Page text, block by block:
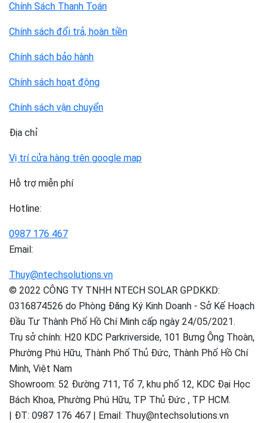
Chính Sách Thanh Toán
Chính sách đổi trả, hoàn tiền
Chính sách bảo hành
Chính sách hoạt động
Chính sách vận chuyển
Địa chỉ
Vị trí cửa hàng trên google map
Hỗ trợ miễn phí
Hotline:
0987 176 467
Email:
Thuy@ntechsolutions.vn
© 2022 CÔNG TY TNHH NTECH SOLAR GPDKKD:
0316874526 do Phòng Đăng Ký Kinh Doanh - Sở Kế Hoạch
Đầu Tư Thành Phố Hồ Chí Minh cấp ngày 24/05/2021.
Trụ sở chính: H20 KDC Parkriverside, 101 Bưng Ông Thoàn,
Phường Phú Hữu, Thành Phố Thủ Đức, Thành Phố Hồ Chí
Minh, Việt Nam
Showroom: 52 Đường 711, Tổ 7, khu phố 12, KDC Đại Học
Bách Khoa, Phường Phú Hữu, TP Thủ Đức , TP HCM.
| ĐT: 0987 176 467 | Email: Thuy@ntechsolutions.vn